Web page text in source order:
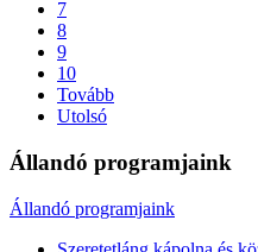
7
8
9
10
Tovább
Utolsó
Állandó programjaink
Állandó programjaink